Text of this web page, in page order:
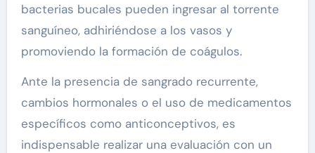
bacterias bucales pueden ingresar al torrente
sanguíneo, adhiriéndose a los vasos y
promoviendo la formación de coágulos.
Ante la presencia de sangrado recurrente,
cambios hormonales o el uso de medicamentos
específicos como anticonceptivos, es
indispensable realizar una evaluación con un